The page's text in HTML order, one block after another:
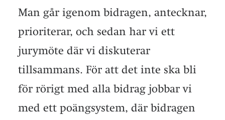
Man går igenom bidragen, antecknar,
prioriterar, och sedan har vi ett
jurymöte där vi diskuterar
tillsammans. För att det inte ska bli
för rörigt med alla bidrag jobbar vi
med ett poängsystem, där bidragen